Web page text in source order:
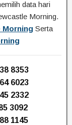
data hari
Morning.
Morning Serta
8353
6023
2332
3092
1145